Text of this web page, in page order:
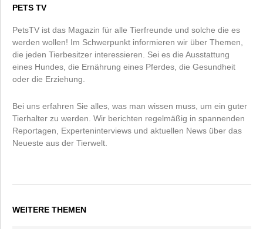
PETS TV
PetsTV ist das Magazin für alle Tierfreunde und solche die es
werden wollen! Im Schwerpunkt informieren wir über Themen,
die jeden Tierbesitzer interessieren. Sei es die Ausstattung
eines Hundes, die Ernährung eines Pferdes, die Gesundheit
oder die Erziehung.
Bei uns erfahren Sie alles, was man wissen muss, um ein guter
Tierhalter zu werden. Wir berichten regelmäßig in spannenden
Reportagen, Experteninterviews und aktuellen News über das
Neueste aus der Tierwelt.
WEITERE THEMEN